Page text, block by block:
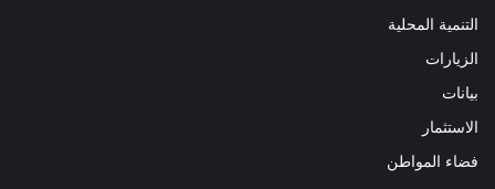
التنمية المحلية
الزيارات
بيانات
الاستثمار
فضاء المواطن